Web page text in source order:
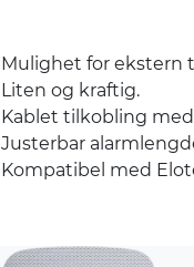
Mulighet for ekstern
Liten og kraftig.
Kablet tilkobling
Justerbar
Kompatibel med